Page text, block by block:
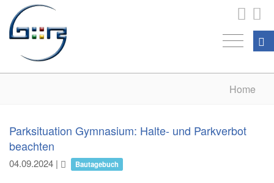
Home
Parksituation Gymnasium: Halte- und Parkverbot
beachten
04.09.2024 | Bautagebuch